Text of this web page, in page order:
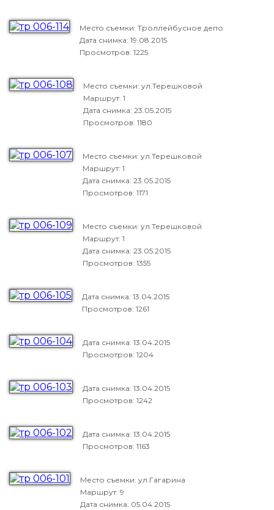
Место съемки: Троллейбусное депо
Дата снимка: 19.08.2015
Просмотров: 1225
Место съемки: ул.Терешковой
Маршрут: 1
Дата снимка: 23.05.2015
Просмотров: 1180
Место съемки: ул.Терешковой
Маршрут: 1
Дата снимка: 23.05.2015
Просмотров: 1171
Место съемки: ул.Терешковой
Маршрут: 1
Дата снимка: 23.05.2015
Просмотров: 1355
Дата снимка: 13.04.2015
Просмотров: 1261
Дата снимка: 13.04.2015
Просмотров: 1204
Дата снимка: 13.04.2015
Просмотров: 1242
Дата снимка: 13.04.2015
Просмотров: 1163
Место съемки: ул.Гагарина
Маршрут: 9
Дата снимка: 05.04.2015